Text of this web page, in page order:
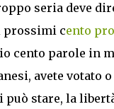
seria deve
prossimi cento
cento parole in
avete votato
può stare, la